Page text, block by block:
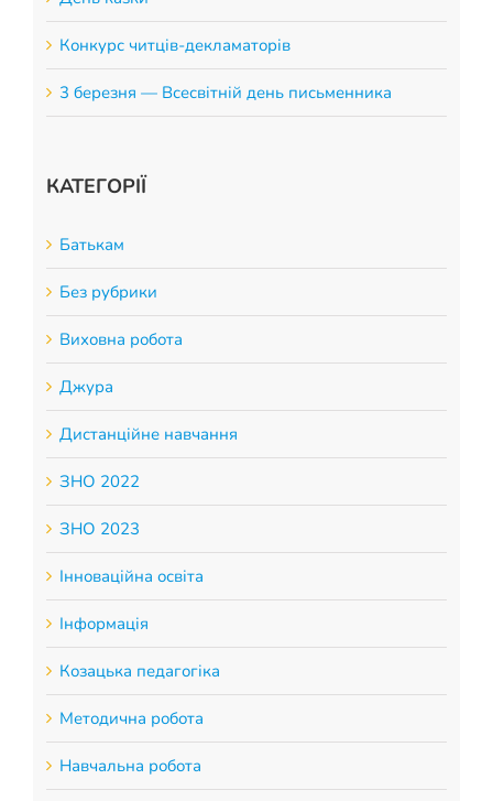
Конкурс читців-декламаторів
3 березня — Всесвітній день письменника
КАТЕГОРІЇ
Батькам
Без рубрики
Виховна робота
Джура
Дистанційне навчання
ЗНО 2022
ЗНО 2023
Інноваційна освіта
Інформація
Козацька педагогіка
Методична робота
Навчальна робота